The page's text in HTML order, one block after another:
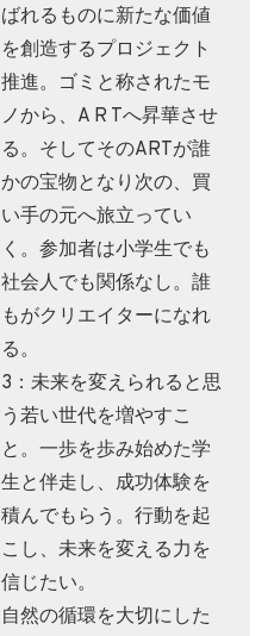
ばれるものに新たな価値
を創造するプロジェクト
推進。ゴミと称されたモ
ノから、A R Tへ昇華させ
る。そしてそのARTが誰
かの宝物となり次の、買
い手の元へ旅立ってい
く。参加者は小学生でも
社会人でも関係なし。誰
もがクリエイターになれ
る。
3：未来を変えられると思
う若い世代を増やすこ
と。一歩を歩み始めた学
生と伴走し、成功体験を
積んでもらう。行動を起
こし、未来を変える力を
信じたい。
自然の循環を大切にした